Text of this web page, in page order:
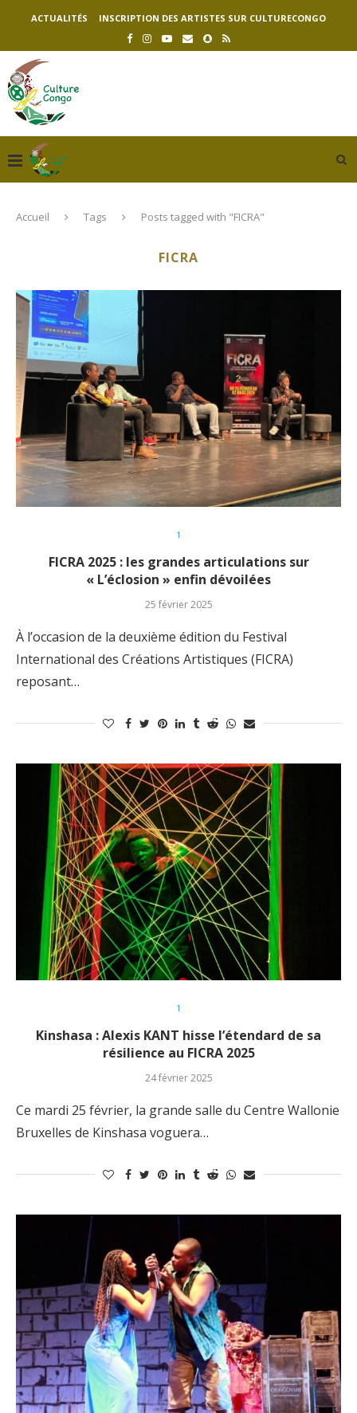
ACTUALITÉS INSCRIPTION DES ARTISTES SUR CULTURECONGO
Accueil Tags Posts tagged with "FICRA"
FICRA
1
FICRA 2025 : les grandes articulations sur
« L’éclosion » enfin dévoilées
25 février 2025
À l’occasion de la deuxième édition du Festival
International des Créations Artistiques (FICRA)
reposant…
1
Kinshasa : Alexis KANT hisse l’étendard de sa
résilience au FICRA 2025
24 février 2025
Ce mardi 25 février, la grande salle du Centre Wallonie
Bruxelles de Kinshasa voguera…